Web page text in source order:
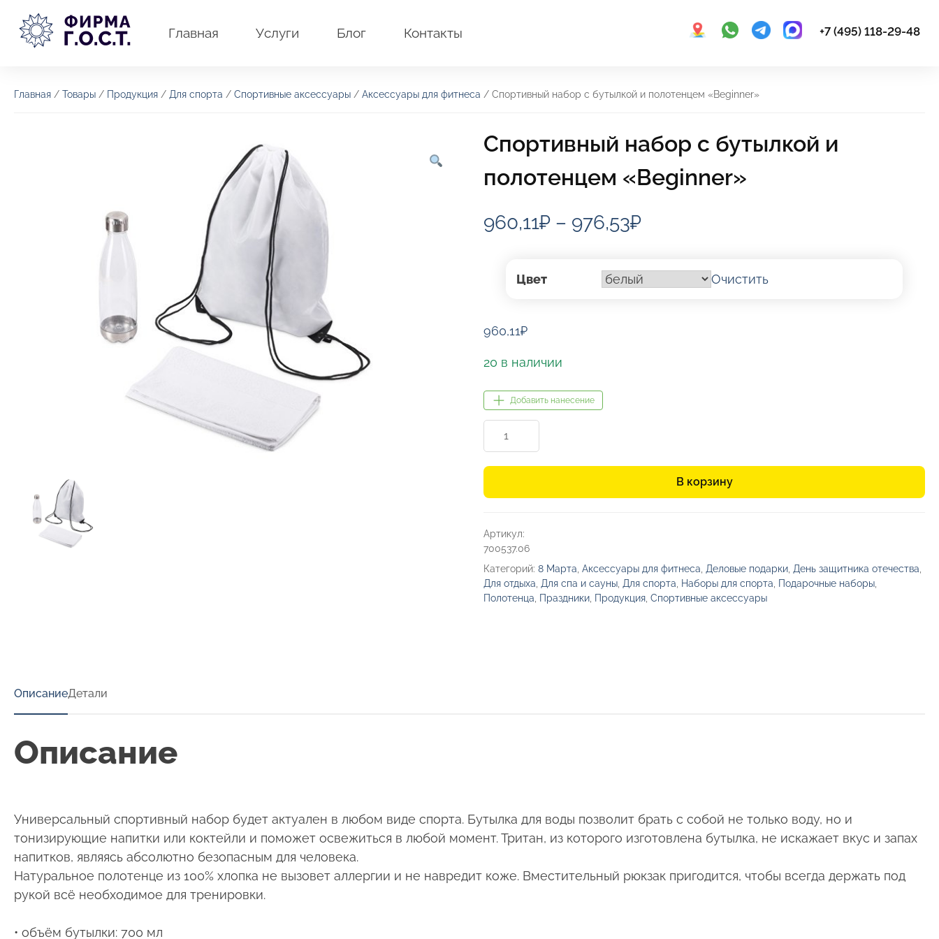
содержимому
Главная Услуги Блог Контакты +7 (495) 118-29-48
Главная / Товары / Продукция / Для спорта / Спортивные аксессуары / Аксессуары для фитнеса / Спортивный набор с бутылкой и полотенцем «Beginner»
Спортивный набор с бутылкой и
полотенцем «Beginner»
960,11₽ – 976,53₽Диапазон
960,11₽
Цвет Очистить
960,11₽
20 в наличии
Добавить нанесение
товара
Спортивный набор с
В корзину
Артикул:
700537.06
Категорий: 8 Марта Аксессуары для фитнеса Деловые подарки День защитника отечества
Для отдыха Для спа и сауны Для спорта Наборы для спорта Подарочные наборы
Полотенца
Праздники Продукция Спортивные аксессуары
ОписаниеДетали
Описание
Универсальный спортивный набор будет актуален в любом виде спорта. Бутылка для воды позволит брать с собой не только воду, но и
тонизирующие напитки или коктейли и поможет освежиться в любой момент. Тритан, из которого изготовлена бутылка, не искажает вкус и запах
напитков, являясь абсолютно безопасным для человека.
Натуральное полотенце из 100% хлопка не вызовет аллергии и не навредит коже. Вместительный рюкзак пригодится, чтобы всегда держать под
рукой всё необходимое для тренировки.
• объём бутылки: 700 мл